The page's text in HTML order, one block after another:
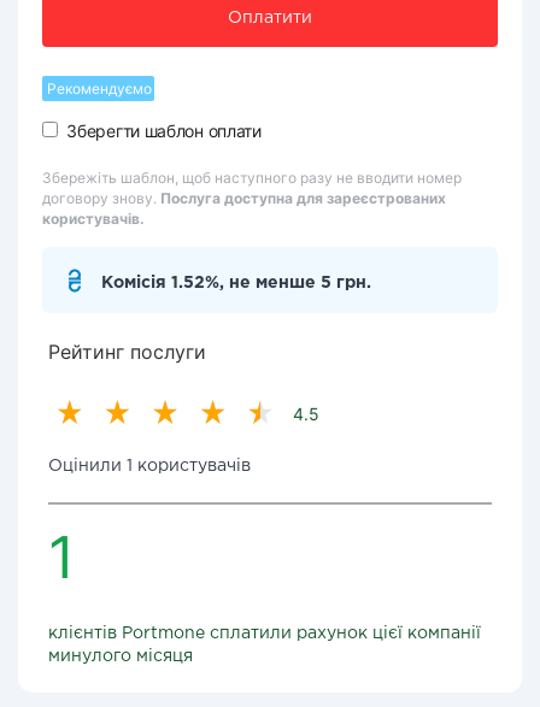
Оплатити
Рекомендуємо
Зберегти шаблон оплати
Збережіть шаблон, щоб наступного разу не вводити номер
договору знову. Послуга доступна для зареєстрованих
користувачів.
Комісія 1.52%, не менше 5 грн.
Рейтинг послуги
4.5
Оцінили 1 користувачів
1
клієнтів Portmone сплатили рахунок цієї компанії
минулого місяця